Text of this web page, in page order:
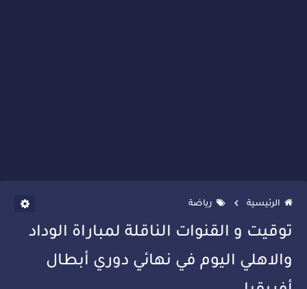
الرئيسية رياضة
توقيت و القنوات الناقلة لمباراة الوداد
والاهلي اليوم في نهائي دوري أبطال